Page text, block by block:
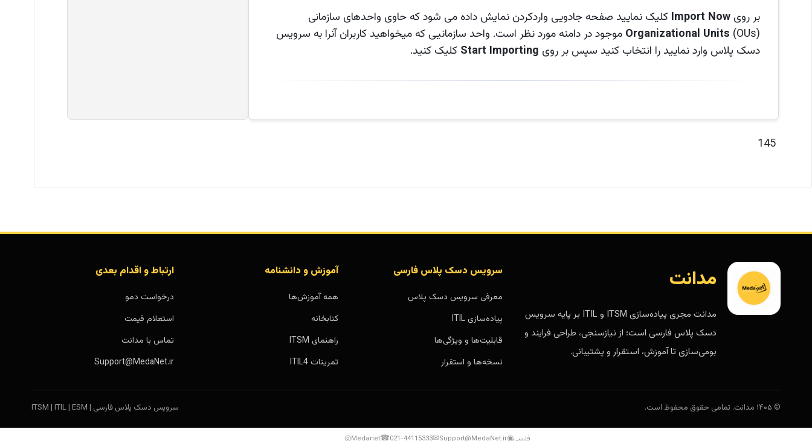
بر روی Import Now کلیک نمایید صفحه جادویی واردکردن نمایش داده می شود که حاوی واحدهای سازمانی
Organizational Units (OUs) موجود در دامنه مورد نظر است. واحد سازمانیی که میخواهید کاربران آنرا به سرویس
دسک پلاس وارد نمایید را انتخاب کنید سپس بر روی Start Importing کلیک کنید.
145
مدانت
مدانت مجری پیاده‌سازی ITSM و ITIL بر پایه سرویس
دسک پلاس فارسی است؛ از نیازسنجی، طراحی فرایند و
بومی‌سازی تا آموزش، استقرار و پشتیبانی.
سرویس دسک پلاس فارسی
معرفی سرویس دسک پلاس
پیاده‌سازی ITIL
قابلیت‌ها و ویژگی‌ها
نسخه‌ها و استقرار
آموزش و دانشنامه
همه آموزش‌ها
کتابخانه
راهنمای ITSM
تمرینات ITIL4
ارتباط و اقدام بعدی
درخواست دمو
استعلام قیمت
تماس با مدانت
Support@MedaNet.ir
© ۱۴۰۵ مدانت. تمامی حقوق محفوظ است. سرویس دسک پلاس فارسی | ITSM | ITIL | ESM
Medanet 021-44115333 Support@MedaNet.ir فارسی